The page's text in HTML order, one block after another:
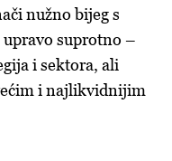
nužno bijeg s
upravo suprotno –
i sektora, ali
i najlikvidnijim